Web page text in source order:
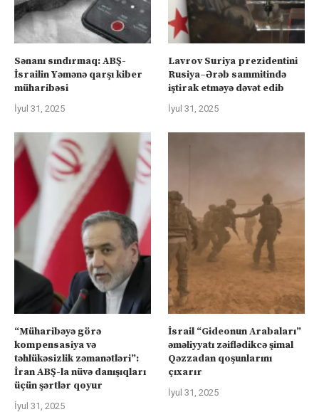
Sənanı sındırmaq: ABŞ-
İsrailin Yəmənə qarşı kiber
müharibəsi
İyul 31, 2025
Lavrov Suriya prezidentini
Rusiya–Ərəb sammitində
iştirak etməyə dəvət edib
İyul 31, 2025
“Müharibəyə görə
kompensasiya və
təhlükəsizlik zəmanətləri”:
İran ABŞ-la nüvə danışıqları
üçün şərtlər qoyur
İyul 31, 2025
İsrail “Gideonun Arabaları”
əməliyyatı zəiflədikcə şimal
Qəzzadan qoşunlarını
çıxarır
İyul 31, 2025